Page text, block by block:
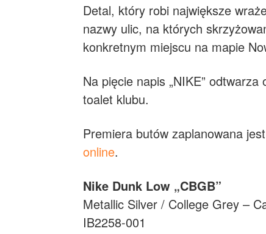
Detal, który robi największe
nazwy ulic, na których
konkretnym miejscu na mapie
Na pięcie napis „NIKE”
toalet klubu.
Premiera butów zaplanowana
online.
Nike Dunk Low „CBGB”
Metallic Silver / College Grey –
IB2258-001